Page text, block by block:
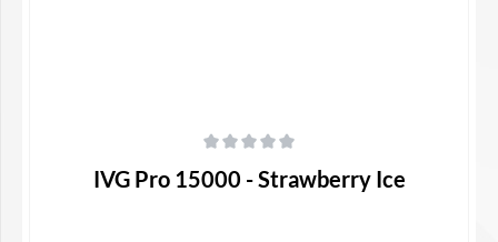
IVG Pro 15000 - Strawberry Ice